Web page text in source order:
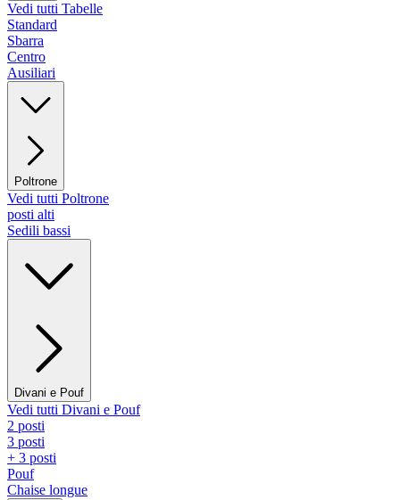
Vedi tutti Tabelle
Standard
Sbarra
Centro
Ausiliari
Poltrone
Vedi tutti Poltrone
posti alti
Sedili bassi
Divani e Pouf
Vedi tutti Divani e Pouf
2 posti
3 posti
+ 3 posti
Pouf
Chaise longue